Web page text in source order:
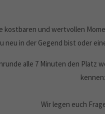
kostbaren und wertvollen
neu in der Gegend bist oder
alle 7 Minuten den Platz
Wir legen euch